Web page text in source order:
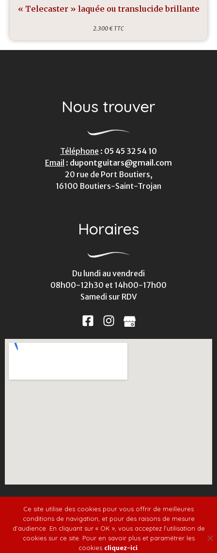
« Telecaster » laquée ou translucide brillante
2.300 € TTC
Nous trouver
Téléphone : 05 45 32 54 10
Email : dupontguitars@gmail.com
20 rue de Port Boutiers,
16100 Boutiers-Saint-Trojan
Horaires
Du lundi au vendredi
08h00-12h30 et 14h00-17h00
Samedi sur RDV
Plan du site /
Mentions légales et politique de
confidentialité
Ce site utilise des cookies pour vous offrir de meilleures
conditions de navigation, et pour des raisons de mesure
d’audience. En cliquant sur « OK », vous acceptez l’utilisation de
cookies sur ce site. Pour en savoir plus et paramétrer les
cookies cliquez-ici